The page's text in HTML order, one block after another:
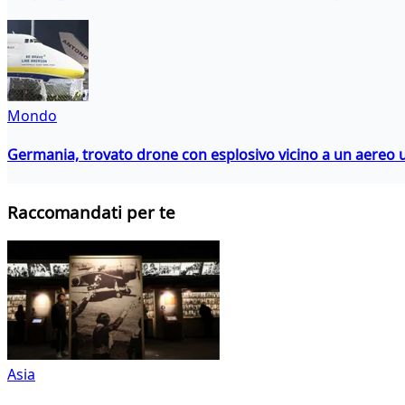
Mondo
Germania, trovato drone con esplosivo vicino a un aereo
Raccomandati per te
Asia